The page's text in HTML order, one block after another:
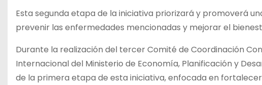
Esta segunda etapa de la iniciativa priorizará y promoverá
prevenir las enfermedades mencionadas y mejorar el
Durante la realización del tercer Comité de Coordinación
Internacional del Ministerio de Economía, Planificación y
de la primera etapa de esta iniciativa, enfocada en